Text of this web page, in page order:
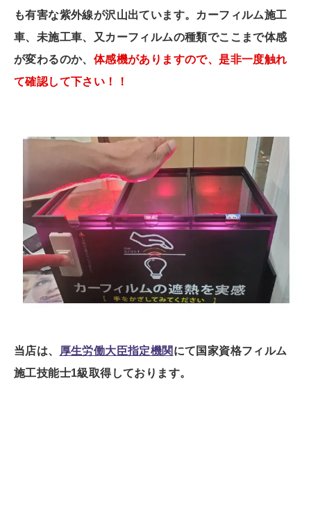
も有害な紫外線が沢山出ています。 カーフィルム施工
車、未施工車、又カーフィルムの種類でここまで体感
が変わるのか、 体感機がありますので、是非一度触れ
て確認して下さい！！
当店は、 厚生労働大臣指定機関 にて国家資格フィルム
施工技能士1級取得しております。